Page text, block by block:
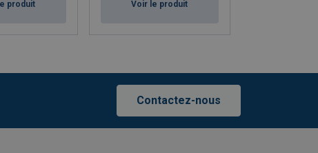
produit Voir le produit
Contactez-nous